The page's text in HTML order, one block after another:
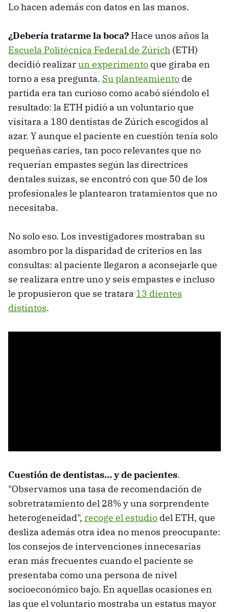
Lo hacen además con datos en las manos.
¿Debería tratarme la boca? Hace unos años la
Escuela Politécnica Federal de Zúrich (ETH)
decidió realizarun experimento que giraba en
torno a esa pregunta. Su planteamiento de
partida era tan curioso como acabó siéndolo el
resultado: la ETH pidió a un voluntario que
visitara a 180 dentistas de Zúrich escogidos al
azar. Y aunque el paciente en cuestión tenía solo
pequeñas caries, tan poco relevantes que no
requerían empastes según las directrices
dentales suizas, se encontró con que 50 de los
profesionales le plantearon tratamientos que no
necesitaba.
No solo eso. Los investigadores mostraban su
asombro por la disparidad de criterios en las
consultas: al paciente llegaron a aconsejarle que
se realizara entre uno y seis empastes e incluso
le propusieron que se tratara 13 dientes
distintos.
Cuestión de dentistas… y de pacientes.
"Observamos una tasa de recomendación de
sobretratamiento del 28% y una sorprendente
heterogeneidad", recoge el estudio del ETH, que
desliza además otra idea no menos preocupante:
los consejos de intervenciones innecesarias
eran más frecuentes cuando el paciente se
presentaba como una persona de nivel
socioeconómico bajo. En aquellas ocasiones en
las que el voluntario mostraba un estatus mayor